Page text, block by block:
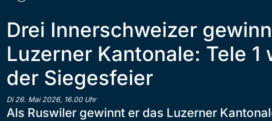
Drei Innerschweizer
Luzerner Kantonale: Tele 1
der Siegesfeier
Di 26. Mai 2026, 16.00 Uhr
Als Ruswiler gewinnt er das Luzerner